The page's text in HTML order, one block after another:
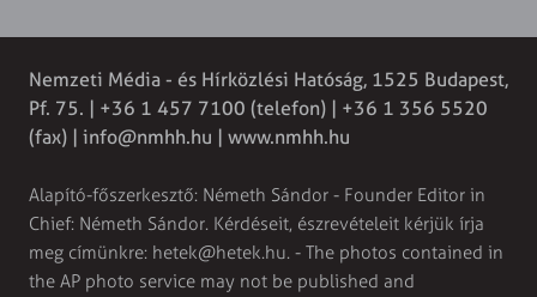
Nemzeti Média - és Hírközlési Hatóság, 1525 Budapest,
Pf. 75. | +36 1 457 7100 (telefon) | +36 1 356 5520
(fax) | info@nmhh.hu | www.nmhh.hu
Alapító-főszerkesztő: Németh Sándor - Founder Editor in
Chief: Németh Sándor. Kérdéseit, észrevételeit kérjük írja
meg címünkre: hetek@hetek.hu. - The photos contained in
the AP photo service may not be published and